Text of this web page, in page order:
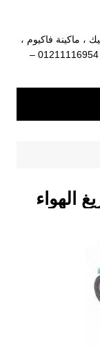
، ماكينة فاكيوم ،
ماكينة فاكيوم تغليف وسحب الهواء ، فاكيوم للبيع 01211116954 –
الهواء